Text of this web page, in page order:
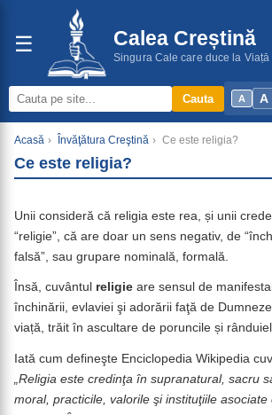
☰ Calea Creștină
Singura Cale care duce la Viață
A A
Cauta
Acasă › Învăţătura Creştină › Ce este religia?
Ce este religia?
Unii consideră că religia este rea, și unii
“religie”, că are doar un sens negativ, de
falsă”, sau grupare nominală, formală.
Însă, cuvântul religie are sensul de
închinării, evlaviei şi adorării faţă de
viață, trăit în ascultare de poruncile și
Iată cum defineşte Enciclopedia Wikipedia
„Religia este credinţa în supranatural, sacru
moral, practicile, valorile şi instituţiile asociate